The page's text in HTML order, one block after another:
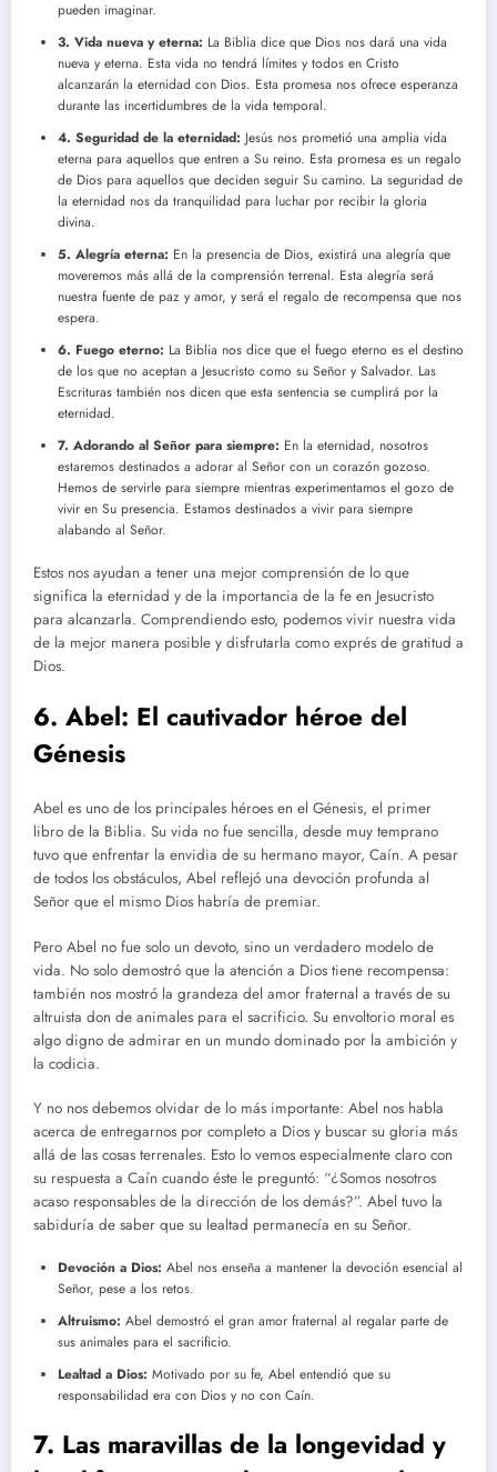
pueden imaginar.
3. Vida nueva y eterna: La Biblia dice que Dios nos dará una vida
nueva y eterna. Esta vida no tendrá límites y todos en Cristo
alcanzarán la eternidad con Dios. Esta promesa nos ofrece esperanza
durante las incertidumbres de la vida temporal.
4. Seguridad de la eternidad: Jesús nos prometió una amplia vida
eterna para aquellos que entren a Su reino. Esta promesa es un regalo
de Dios para aquellos que deciden seguir Su camino. La seguridad de
la eternidad nos da tranquilidad para luchar por recibir la gloria
divina.
5. Alegría eterna: En la presencia de Dios, existirá una alegría que
moveremos más allá de la comprensión terrenal. Esta alegría será
nuestra fuente de paz y amor, y será el regalo de recompensa que nos
espera.
6. Fuego eterno: La Biblia nos dice que el fuego eterno es el destino
de los que no aceptan a Jesucristo como su Señor y Salvador. Las
Escrituras también nos dicen que esta sentencia se cumplirá por la
eternidad.
7. Adorando al Señor para siempre: En la eternidad, nosotros
estaremos destinados a adorar al Señor con un corazón gozoso.
Hemos de servirle para siempre mientras experimentamos el gozo de
vivir en Su presencia. Estamos destinados a vivir para siempre
alabando al Señor.
Estos nos ayudan a tener una mejor comprensión de lo que
significa la eternidad y de la importancia de la fe en Jesucristo
para alcanzarla. Comprendiendo esto, podemos vivir nuestra vida
de la mejor manera posible y disfrutarla como exprés de gratitud a
Dios.
6. Abel: El cautivador héroe del
Génesis
Abel es uno de los principales héroes en el Génesis, el primer
libro de la Biblia. Su vida no fue sencilla, desde muy temprano
tuvo que enfrentar la envidia de su hermano mayor, Caín. A pesar
de todos los obstáculos, Abel reflejó una devoción profunda al
Señor que el mismo Dios habría de premiar.
Pero Abel no fue solo un devoto, sino un verdadero modelo de
vida. No solo demostró que la atención a Dios tiene recompensa:
también nos mostró la grandeza del amor fraternal a través de su
altruista don de animales para el sacrificio. Su envoltorio moral es
algo digno de admirar en un mundo dominado por la ambición y
la codicia.
Y no nos debemos olvidar de lo más importante: Abel nos habla
acerca de entregarnos por completo a Dios y buscar su gloria más
allá de las cosas terrenales. Esto lo vemos especialmente claro con
su respuesta a Caín cuando éste le preguntó: “¿Somos nosotros
acaso responsables de la dirección de los demás?”. Abel tuvo la
sabiduría de saber que su lealtad permanecía en su Señor.
Devoción a Dios: Abel nos enseña a mantener la devoción esencial al
Señor, pese a los retos.
Altruismo: Abel demostró el gran amor fraternal al regalar parte de
sus animales para el sacrificio.
Lealtad a Dios: Motivado por su fe, Abel entendió que su
responsabilidad era con Dios y no con Caín.
7. Las maravillas de la longevidad y